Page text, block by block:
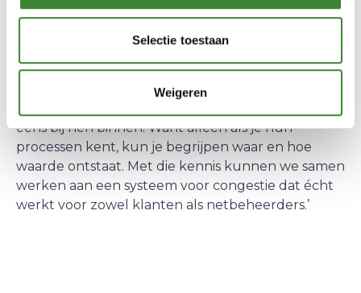
Selectie toestaan
Weigeren
wat er gebeurt met hun asset; wij adviseren waar
Congestiediensten
steeds vaker bij, maar vragen wel om heldere
spelregels en tijdige afstemming. Dus weet wie je
eens bij hen binnen. Want alleen als je hun
processen kent, kun je begrijpen waar en hoe
waarde ontstaat. Met die kennis kunnen we samen
werken aan een systeem voor congestie dat écht
werkt voor zowel klanten als netbeheerders.’